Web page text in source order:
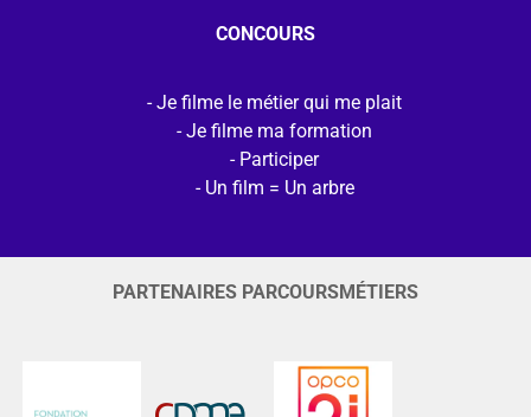
CONCOURS
Je filme le métier qui me plait
Je filme ma formation
Participer
Un film = Un arbre
PARTENAIRES PARCOURSMÉTIERS